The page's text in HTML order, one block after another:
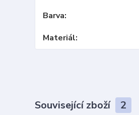
Barva
Materiál
Související zboží 2